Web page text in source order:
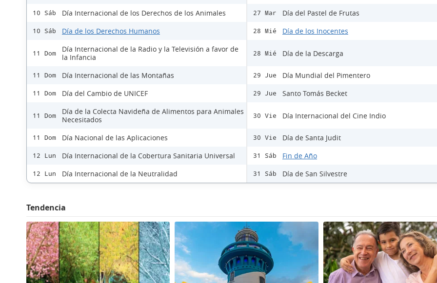
10 Sáb Día Internacional de los Derechos de los Animales
10 Sáb Día de los Derechos Humanos
11 Dom
Día Internacional de la Radio y la Televisión a favor de
la Infancia
11 Dom Día Internacional de las Montañas
11 Dom Día del Cambio de UNICEF
11 Dom
Día de la Colecta Navideña de Alimentos para Animales
Necesitados
11 Dom Día Nacional de las Aplicaciones
12 Lun Día Internacional de la Cobertura Sanitaria Universal
12 Lun Día Internacional de la Neutralidad
27 Mar Día del Pastel de Frutas
28 Mié Día de los Inocentes
28 Mié Día de la Descarga
29 Jue Día Mundial del Pimentero
29 Jue Santo Tomás Becket
30 Vie Día Internacional del Cine Indio
30 Vie Día de Santa Judit
31 Sáb Fin de Año
31 Sáb Día de San Silvestre
Tendencia